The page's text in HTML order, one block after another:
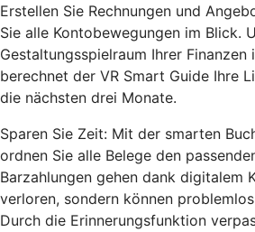
Erstellen Sie Rechnungen und
Sie alle Kontobewegungen im Blick.
Gestaltungsspielraum Ihrer Finanzen
berechnet der VR Smart Guide Ihre
die nächsten drei Monate.
Sparen Sie Zeit: Mit der smarten
ordnen Sie alle Belege den
Barzahlungen gehen dank digitalem
verloren, sondern können
Durch die Erinnerungsfunktion